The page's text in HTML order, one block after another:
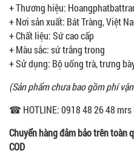
+ Thương hiệu:
+ Nơi sản xuất: Bát Tràng, Việt
+ Chất liệu: Sứ cao cấp
+ Màu sắc: sứ trắng trong
+ Sử dụng: Bộ uống trà, trưng
(Sản phẩm chưa bao gồm phí
☎ HOTLINE: 0918 48 26 48 mrs
Chuyển hàng đảm bảo trên toàn
COD